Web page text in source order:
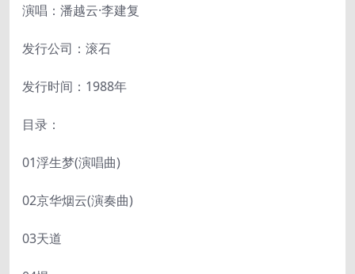
演唱：潘越云·李建复
发行公司：滚石
发行时间：1988年
目录：
01浮生梦(演唱曲)
02京华烟云(演奏曲)
03天道